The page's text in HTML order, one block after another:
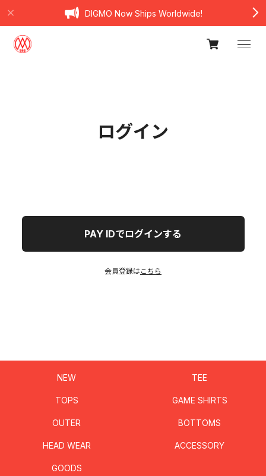
DIGMO Now Ships Worldwide!
ログイン
PAY IDでログインする
会員登録はこちら
NEW TEE
TOPS GAME SHIRTS
OUTER BOTTOMS
HEAD WEAR ACCESSORY
GOODS